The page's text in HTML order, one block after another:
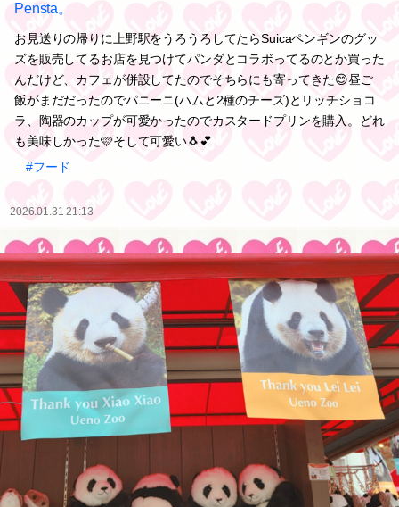
Pensta。
お見送りの帰りに上野駅をうろうろしてたらSuicaペンギンのグッ
ズを販売してるお店を見つけてパンダとコラボってるのとか買った
んだけど、カフェが併設してたのでそちらにも寄ってきた😊昼ご
飯がまだだったのでパニーニ(ハムと2種のチーズ)とリッチショコ
ラ、陶器のカップが可愛かったのでカスタードプリンを購入。どれ
も美味しかった🩷そして可愛い🐧💕
#フード
2026.01.31 21:13